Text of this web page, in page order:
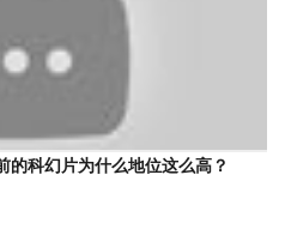
的科幻片为什么地位这么高？